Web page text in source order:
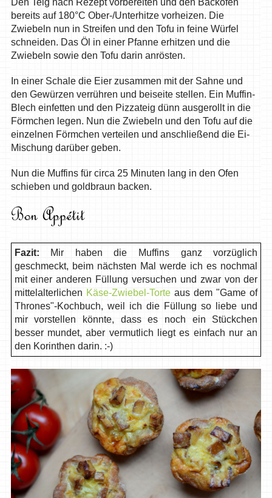
Den Teig nach Rezept vorbereiten und den Backofen
bereits auf 180°C Ober-/Unterhitze vorheizen. Die
Zwiebeln nun in Streifen und den Tofu in feine Würfel
schneiden. Das Öl in einer Pfanne erhitzen und die
Zwiebeln sowie den Tofu darin anrösten.
In einer Schale die Eier zusammen mit der Sahne und
den Gewürzen verrühren und beiseite stellen. Ein Muffin-
Blech einfetten und den Pizzateig dünn ausgerollt in die
Förmchen legen. Nun die Zwiebeln und den Tofu auf die
einzelnen Förmchen verteilen und anschließend die Ei-
Mischung darüber geben.
Nun die Muffins für circa 25 Minuten lang in den Ofen
schieben und goldbraun backen.
Fazit: Mir haben die Muffins ganz vorzüglich
geschmeckt, beim nächsten Mal werde ich es nochmal
mit einer anderen Füllung versuchen und zwar von der
mittelalterlichen Käse-Zwiebel-Torteaus dem "Game of
Thrones"-Kochbuch, weil ich die Füllung so liebe und
mir vorstellen könnte, dass es noch ein Stückchen
besser mundet, aber vermutlich liegt es einfach nur an
den Korinthen darin. :-)